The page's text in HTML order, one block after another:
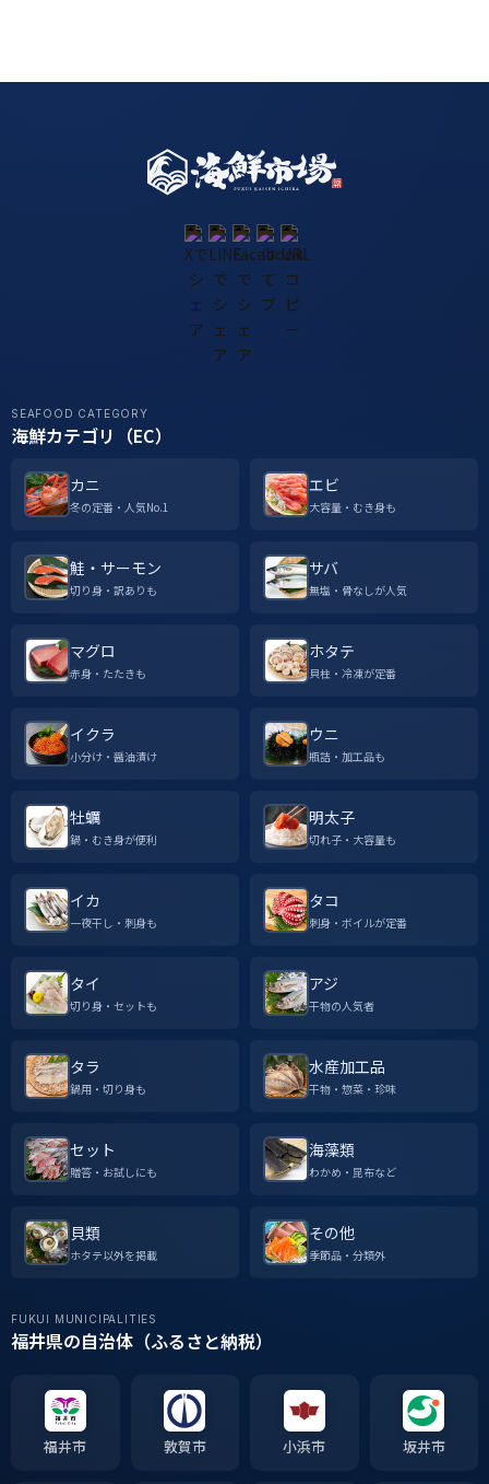
SEAFOOD CATEGORY
海鮮カテゴリ（EC）
カニ
冬の定番・人気No.1
エビ
大容量・むき身も
鮭・サーモン
切り身・訳ありも
サバ
無塩・骨なしが人気
マグロ
赤身・たたきも
ホタテ
貝柱・冷凍が定番
イクラ
小分け・醤油漬け
ウニ
瓶詰・加工品も
牡蠣
鍋・むき身が便利
明太子
切れ子・大容量も
イカ
一夜干し・刺身も
タコ
刺身・ボイルが定番
タイ
切り身・セットも
アジ
干物の人気者
タラ
鍋用・切り身も
水産加工品
干物・惣菜・珍味
セット
贈答・お試しにも
海藻類
わかめ・昆布など
貝類
ホタテ以外を掲載
その他
季節品・分類外
FUKUI MUNICIPALITIES
福井県の自治体（ふるさと納税）
福井市 敦賀市 小浜市 坂井市